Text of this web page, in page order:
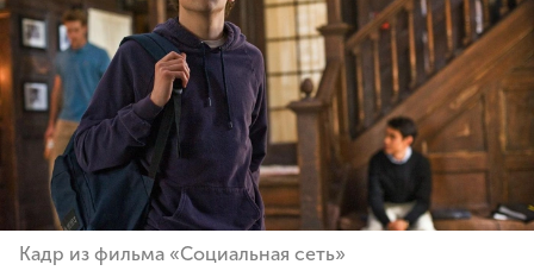
Кадр из фильма «Социальная сеть»